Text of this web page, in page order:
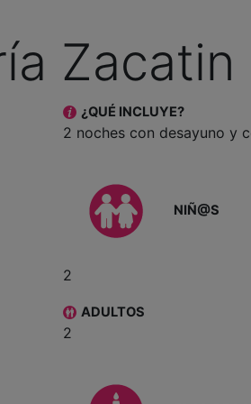
Zacatin
¿QUÉ INCLUYE?
2 noches con desayuno y
NIÑ@S
2
ADULTOS
2